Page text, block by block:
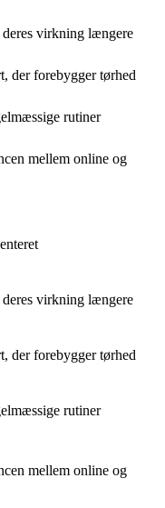
virkning længere
der forebygger tørhed
rutiner
mellem online og
virkning længere
der forebygger tørhed
rutiner
mellem online og